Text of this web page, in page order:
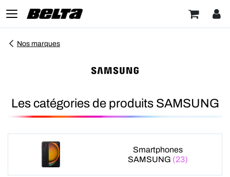
Nos marques
Les catégories de produits SAMSUNG
Smartphones
SAMSUNG (23)